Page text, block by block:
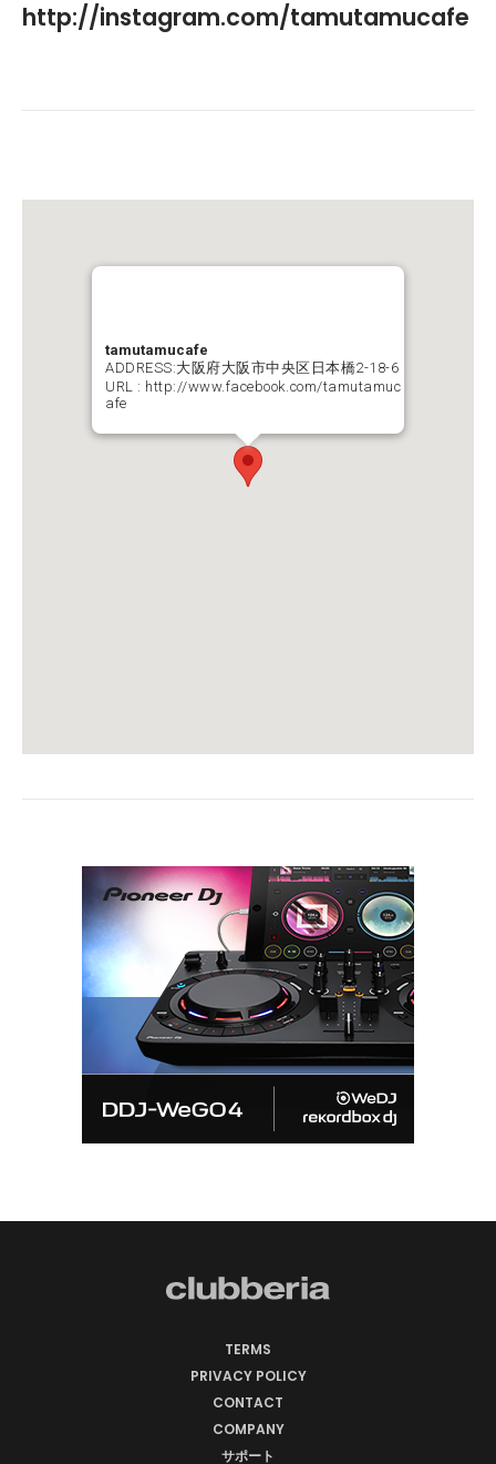
http://instagram.com/tamutamucafe
tamutamucafe
ADDRESS:大阪府大阪市中央区日本橋2-18-6
URL : http://www.facebook.com/tamutamuc
afe
TERMS
PRIVACY POLICY
CONTACT
COMPANY
サポート